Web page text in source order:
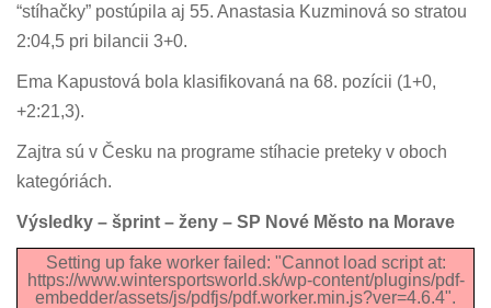
“stíhačky” postúpila aj 55. Anastasia Kuzminová so stratou
2:04,5 pri bilancii 3+0.
Ema Kapustová bola klasifikovaná na 68. pozícii (1+0,
+2:21,3).
Zajtra sú v Česku na programe stíhacie preteky v oboch
kategóriách.
Výsledky – šprint – ženy – SP Nové Město na Morave
Setting up fake worker failed: "Cannot load script at:
https://www.wintersportsworld.sk/wp-content/plugins/pdf-
embedder/assets/js/pdfjs/pdf.worker.min.js?ver=4.6.4".